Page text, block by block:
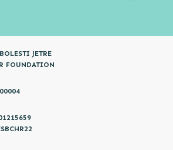
JETRE
FOUNDATION